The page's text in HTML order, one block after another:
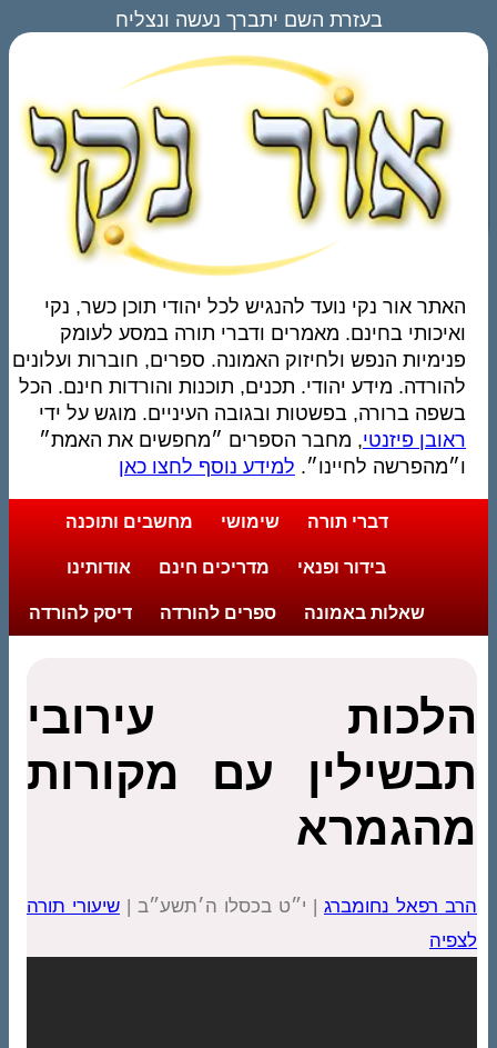
בעזרת השם יתברך נעשה ונצליח
האתר אור נקי נועד להנגיש לכל יהודי תוכן כשר, נקי
ואיכותי בחינם. מאמרים ודברי תורה במסע לעומק
פנימיות הנפש ולחיזוק האמונה. ספרים, חוברות ועלונים
להורדה. מידע יהודי. תכנים, תוכנות והורדות חינם. הכל
בשפה ברורה, בפשטות ובגובה העיניים. מוגש על ידי
ראובן פיזנטי, מחבר הספרים ״מחפשים את האמת״
ו״מהפרשה לחיינו״. למידע נוסף לחצו כאן
דברי תורה שימושי מחשבים ותוכנה
בידור ופנאי מדריכים חינם אודותינו
שאלות באמונה ספרים להורדה דיסק להורדה
הלכות עירובי
תבשילין עם מקורות
מהגמרא
הרב רפאל נחומברג | י״ט בכסלו ה׳תשע״ב |שיעורי תורה
לצפיה